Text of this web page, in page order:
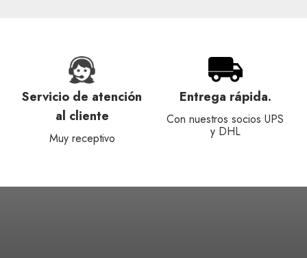
Servicio de atención
al cliente
Muy receptivo
Entrega rápida.
Con nuestros socios UPS
y DHL